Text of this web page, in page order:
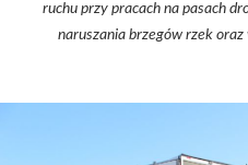
ruchu przy pracach na pasach
naruszania brzegów rzek